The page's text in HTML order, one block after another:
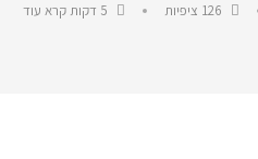
126 ציפיות